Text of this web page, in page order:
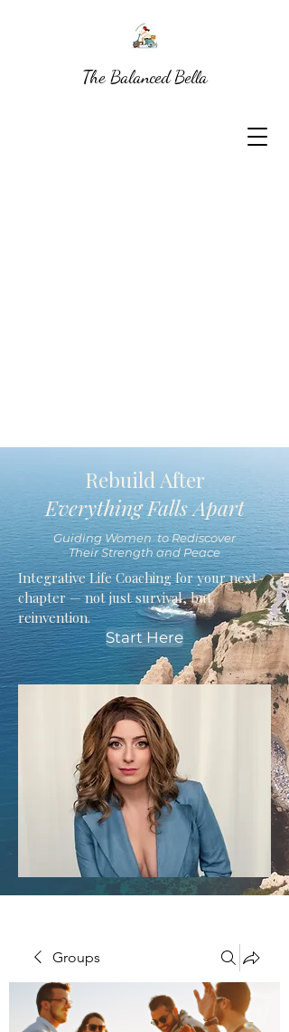
Rebuild After
Everything Falls Apart
Guiding Women to Rediscover
Their Strength and Peace
Integrative Life Coaching for your next
chapter — not just survival, but
reinvention.
Start Here
The Balanced Bella
Groups